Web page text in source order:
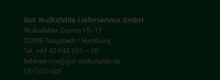
Gut Wulksfelde Lieferservice GmbH
Wulksfelder Damm 15–17
22889 Tangstedt / Hamburg
Tel. +49 40 644 251 – 10
lieferservice@gut-wulksfelde.de
DE-ÖKO-006